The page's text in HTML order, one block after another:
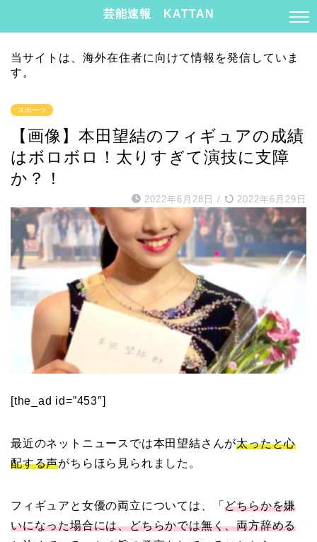
芸能速報 KATTAN
当サイトは、海外在住者に向けて情報を発信していま
す。
スポーツ
【画像】本田望結のフィギュアの成績
はボロボロ！太りすぎて演技に支障
か？！
2022年6月28日 / 2022年6月29日
[the_ad id=”453″]
最近のネットニュースでは本田望結さんが太ったと心
配する声がちらほら見られました。
フィギュアと女優の両立については、「どちらかを嫌
いになった場合には、どちらかでは無く、両方辞める